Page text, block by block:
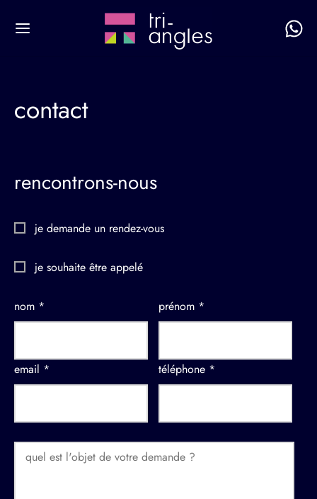
contact
rencontrons-nous
je demande un rendez-vous
je souhaite être appelé
nom * prénom *
email * téléphone *